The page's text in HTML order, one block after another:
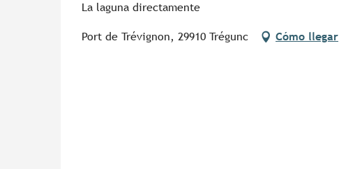
La laguna directamente
Port de Trévignon, 29910 Trégunc Cómo llegar